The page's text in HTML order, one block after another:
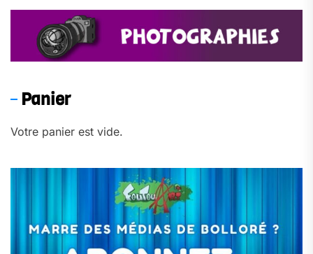
Panier
Votre panier est vide.